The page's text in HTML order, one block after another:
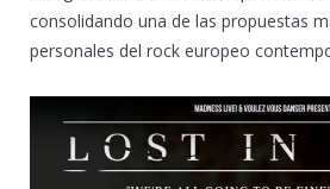
consolidando una de las propuestas
personales del rock europeo